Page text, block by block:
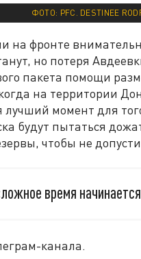
ФОТО: PFC. DESTINEE
на фронте
но потеря
пакета помощи
на территории
лучший момент для
будут пытаться
чтобы не
время начинается,
канала.